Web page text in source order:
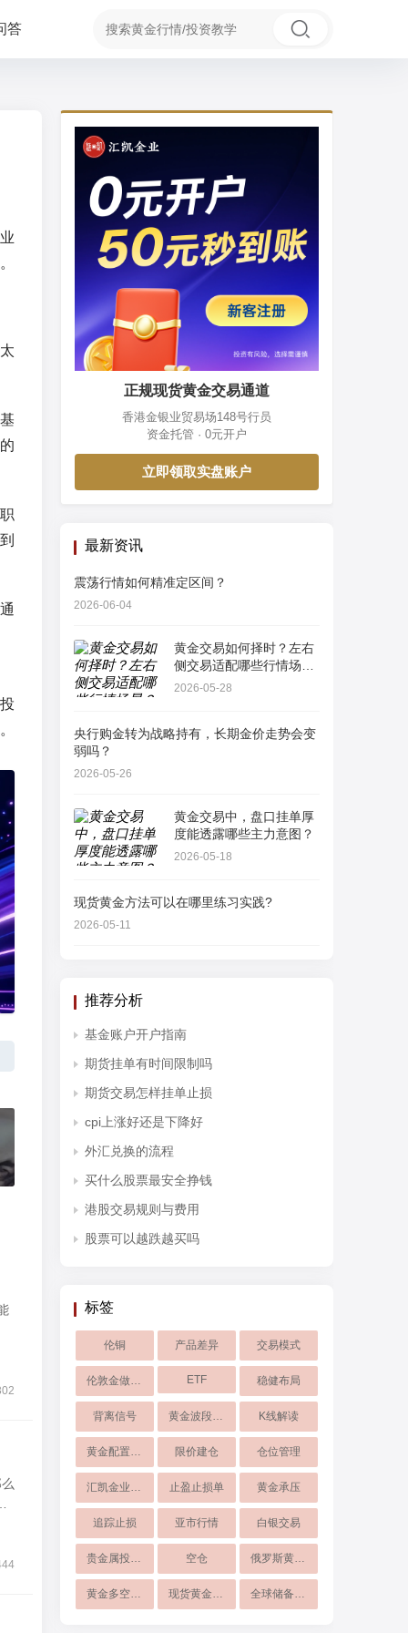
答
正规现货黄金交易通道
香港金银业贸易场148号行员
资金托管 · 0元开户
立即领取实盘账户
最新资讯
震荡行情如何精准定区间？
2026-06-04
黄金交易如何择时？左右
侧交易适配哪些行情场
景？
2026-05-28
央行购金转为战略持有，长期金价走势会变
弱吗？
2026-05-26
黄金交易中，盘口挂单厚
度能透露哪些主力意图？
2026-05-18
现货黄金方法可以在哪里练习实践?
2026-05-11
推荐分析
基金账户开户指南
期货挂单有时间限制吗
期货交易怎样挂单止损
cpi上涨好还是下降好
外汇兑换的流程
买什么股票最安全挣钱
港股交易规则与费用
股票可以越跌越买吗
标签
伦铜 产品差异 交易模式
伦敦金做空盈利逻辑 ETF 稳健布局
背离信号 黄金波段交易 K线解读
黄金配置比例 限价建仓 仓位管理
汇凯金业入金流程 止盈止损单 黄金承压
追踪止损 亚市行情 白银交易
贵金属投资解读 空仓 俄罗斯黄金储备
黄金多空博弈 现货黄金走势 全球储备格局